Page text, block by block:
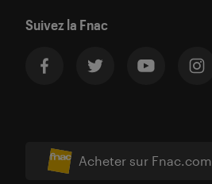
Suivez la Fnac
Acheter sur Fnac.com